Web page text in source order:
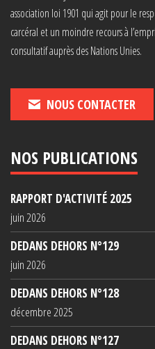
association loi 1901 qui agit pour le
carcéral et un moindre recours à
consultatif auprès des Nations Unies.
NOUS CONTACTER
NOS PUBLICATIONS
RAPPORT D'ACTIVITÉ 2025
juin 2026
DEDANS DEHORS N°129
juin 2026
DEDANS DEHORS N°128
décembre 2025
DEDANS DEHORS N°127